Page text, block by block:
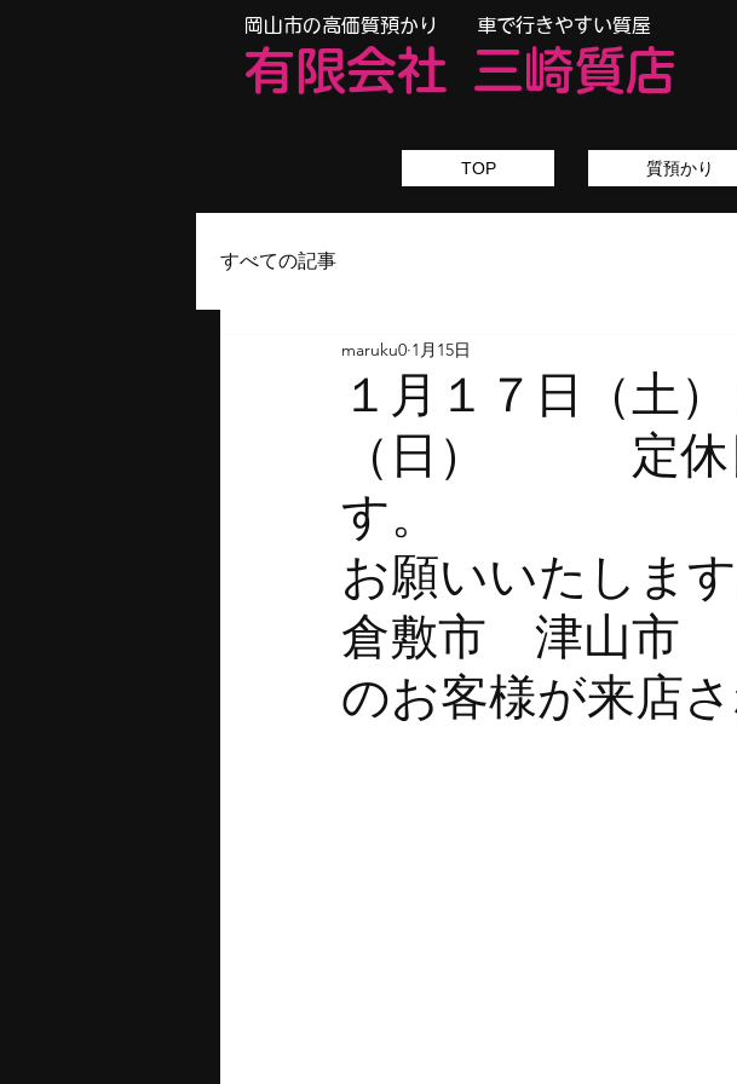
​岡山市の高価質預かり 車で行きやすい質屋
有限会社 三崎質店
TOP 質預かり
すべての記事
１月１７日（土
（日） 定休
す。
お願いいた
倉敷市 津
のお客様が来店さ
maruku0 1月15日